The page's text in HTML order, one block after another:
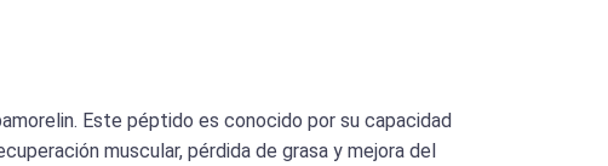
Este péptido es conocido por su capacidad
muscular, pérdida de grasa y mejora del